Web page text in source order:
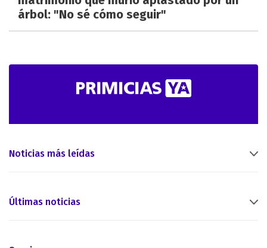
árbol: "No sé cómo seguir"
Noticias más leídas
Últimas noticias